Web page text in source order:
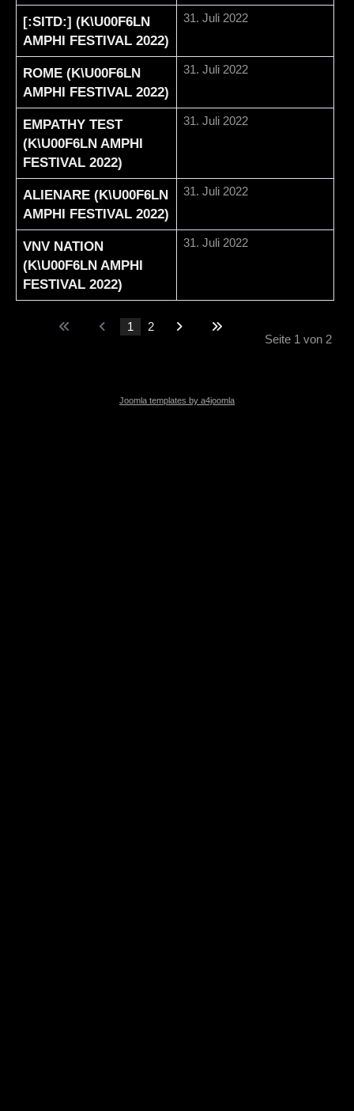
[:SITD:] (K\U00F6LN
AMPHI FESTIVAL 2022)
31. Juli 2022
ROME (K\U00F6LN
AMPHI FESTIVAL 2022)
31. Juli 2022
EMPATHY TEST
(K\U00F6LN AMPHI
FESTIVAL 2022)
31. Juli 2022
ALIENARE (K\U00F6LN
AMPHI FESTIVAL 2022)
31. Juli 2022
VNV NATION
(K\U00F6LN AMPHI
FESTIVAL 2022)
31. Juli 2022
Seite 1 von 2
1 2
Joomla templates by a4joomla